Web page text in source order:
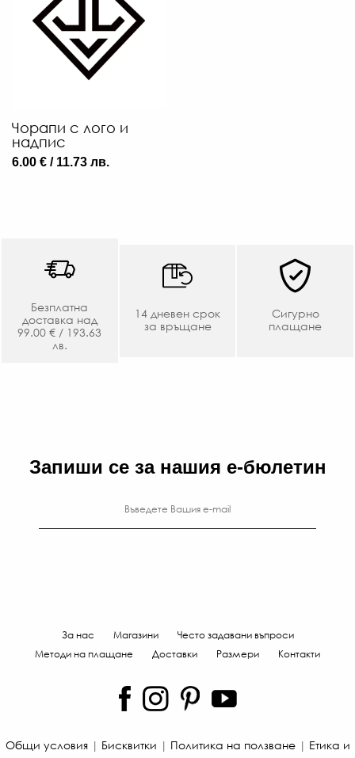
Чорапи с лого и
надпис
6.00 € / 11.73 лв.
Безплатна
доставка над
99.00 € / 193.63
лв.
14 дневен срок
за връщане
Сигурно
плащане
Запиши се за нашия е-бюлетин
За нас Магазини
Често задавани въпроси
Методи на плащане
Доставки Размери Контакти
Общи условия| Бисквитки | Политика на ползване| Етика и